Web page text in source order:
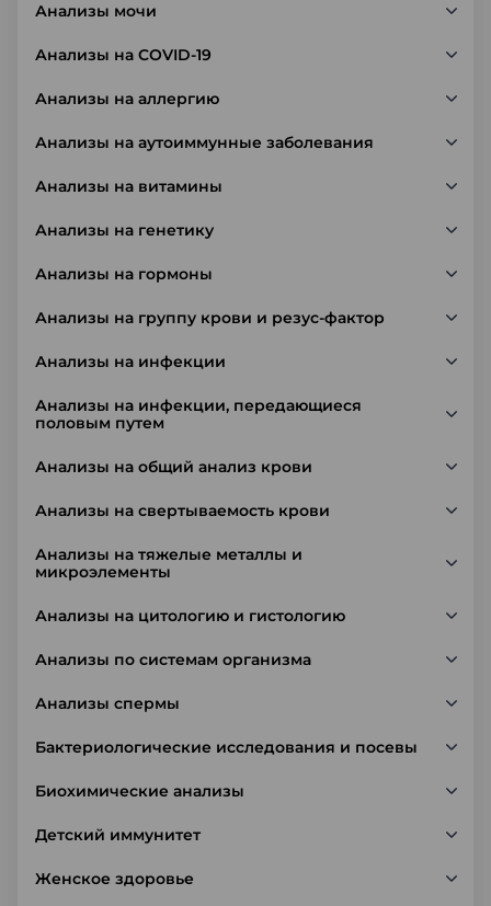
Анализы мочи
Анализы на COVID-19
Анализы на аллергию
Анализы на аутоиммунные заболевания
Анализы на витамины
Анализы на генетику
Анализы на гормоны
Анализы на группу крови и резус-фактор
Анализы на инфекции
Анализы на инфекции, передающиеся
половым путем
Анализы на общий анализ крови
Анализы на свертываемость крови
Анализы на тяжелые металлы и
микроэлементы
Анализы на цитологию и гистологию
Анализы по системам организма
Анализы спермы
Бактериологические исследования и посевы
Биохимические анализы
Детский иммунитет
Женское здоровье